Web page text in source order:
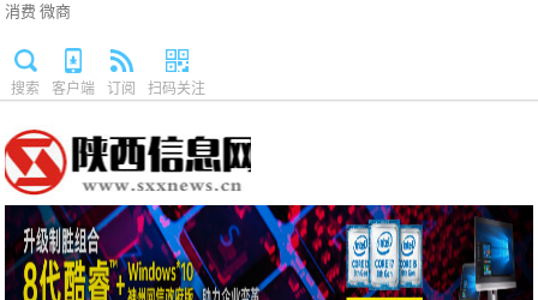
消费 微商
搜索 客户端 订阅 扫码关注